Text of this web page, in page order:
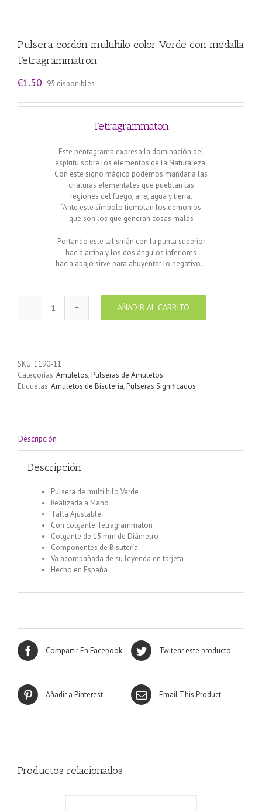
Pulsera cordón multihilo color Verde con medalla
Tetragrammatron
€1.50 95 disponibles
Tetragrammaton
Este pentagrama expresa la dominación del
espíritu sobre los elementos de la Naturaleza.
Con este signo mágico podemos mandar a las
criaturas elementales que pueblan las
regiones del fuego, aire, agua y tierra.
“Ante este símbolo tiemblan los demonios
que son los que generan cosas malas
Portando este talismán con la punta superior
hacia arriba y los dos ángulos inferiores
hacia abajo sirve para ahuyentar lo negativo…
Pulsera
cordón
con
medalla
Tetragrammatron
AÑADIR AL CARRITO
SKU:1190-11
Categorías:Amuletos,Pulseras de Amuletos
Etiquetas:Amuletos de Bisuteria,Pulseras Significados
Descripción
Descripción
Pulsera de multi hilo Verde
Realizada a Mano
Talla Ajustable
Con colgante Tetragrammaton
Colgante de 15 mm de Diámetro
Componentes de Bisutería
Va acompañada de su leyenda en tarjeta
Hecho en España
Compartir En Facebook Twitear este producto
Añadir a Pinterest Email This Product
Productos relacionados